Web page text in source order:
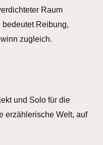
Raum
Reibung,
zugleich.
und Solo für die
erzählerische Welt, auf